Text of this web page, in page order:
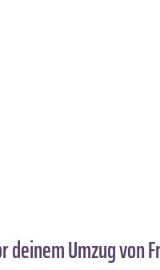
Umzug von